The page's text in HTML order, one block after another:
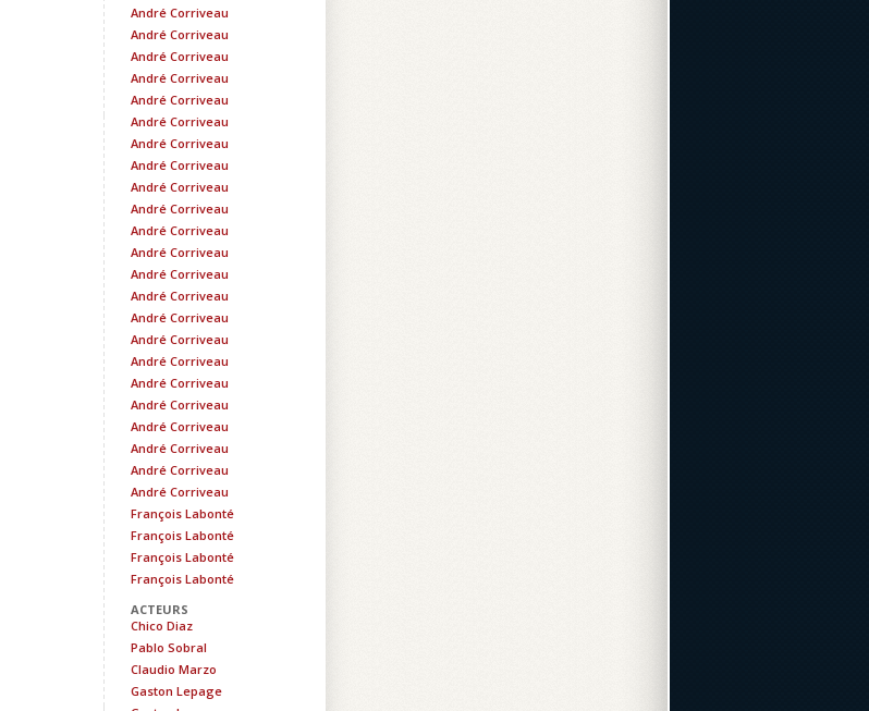
André Corriveau
André Corriveau
André Corriveau
André Corriveau
André Corriveau
André Corriveau
André Corriveau
André Corriveau
André Corriveau
André Corriveau
André Corriveau
André Corriveau
André Corriveau
André Corriveau
André Corriveau
André Corriveau
André Corriveau
André Corriveau
André Corriveau
André Corriveau
André Corriveau
André Corriveau
André Corriveau
François Labonté
François Labonté
François Labonté
François Labonté
ACTEURS
Chico Diaz
Pablo Sobral
Claudio Marzo
Gaston Lepage